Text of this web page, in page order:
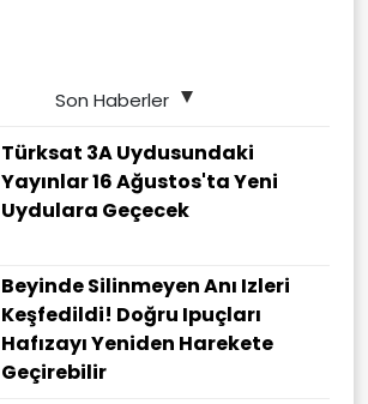
Son Haberler
Türksat 3A Uydusundaki
Yayınlar 16 Ağustos'ta Yeni
Uydulara Geçecek
Beyinde Silinmeyen Anı Izleri
Keşfedildi! Doğru Ipuçları
Hafızayı Yeniden Harekete
Geçirebilir